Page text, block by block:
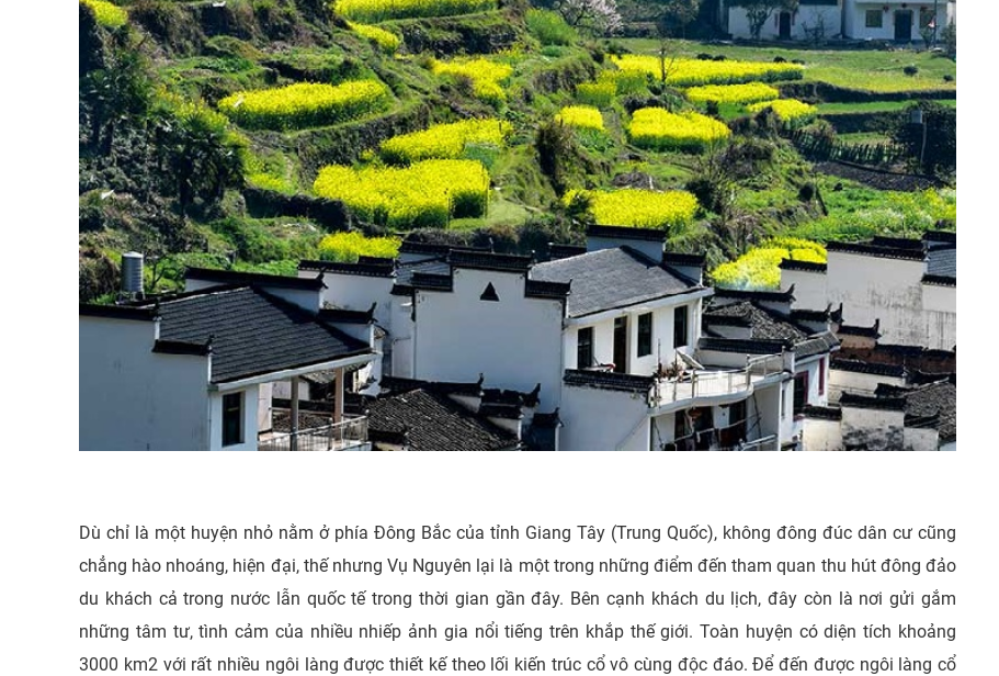
Dù chỉ là một huyện nhỏ nằm ở phía Đông Bắc của tỉnh Giang Tây (Trung Quốc), không đông đúc dân cư cũng
chẳng hào nhoáng, hiện đại, thế nhưng Vụ Nguyên lại là một trong những điểm đến tham quan thu hút đông đảo
du khách cả trong nước lẫn quốc tế trong thời gian gần đây. Bên cạnh khách du lịch, đây còn là nơi gửi gắm
những tâm tư, tình cảm của nhiều nhiếp ảnh gia nổi tiếng trên khắp thế giới. Toàn huyện có diện tích khoảng
3000 km2 với rất nhiều ngôi làng được thiết kế theo lối kiến trúc cổ vô cùng độc đáo. Để đến được ngôi làng cổ